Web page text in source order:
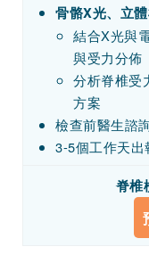
骨骼X光、立
結合X光與
與受力分佈
分析脊椎受
方案
檢查前醫生諮
3-5個工作天
脊椎